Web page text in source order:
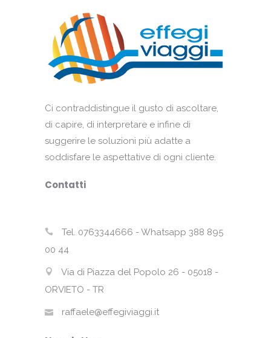
Ci contraddistingue il gusto di ascoltare,
di capire, di interpretare e infine di
suggerire le soluzioni più adatte a
soddisfare le aspettative di ogni cliente.
Contatti
Tel. 0763344666 - Whatsapp 388 895
00 44
Via di Piazza del Popolo 26 - 05018 -
ORVIETO - TR
raffaele@effegiviaggi.it